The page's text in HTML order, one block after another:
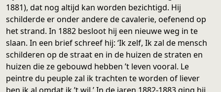
1881), dat nog altijd kan worden bezichtigd. Hij
schilderde er onder andere de cavalerie, oefenend op
het strand. In 1882 besloot hij een nieuwe weg in te
slaan. In een brief schreef hij: ‘Ik zelf, Ik zal de mensch
schilderen op de straat en in de huizen de straten en
huizen die ze gebouwd hebben ’t leven vooral. Le
peintre du peuple zal ik trachten te worden of liever